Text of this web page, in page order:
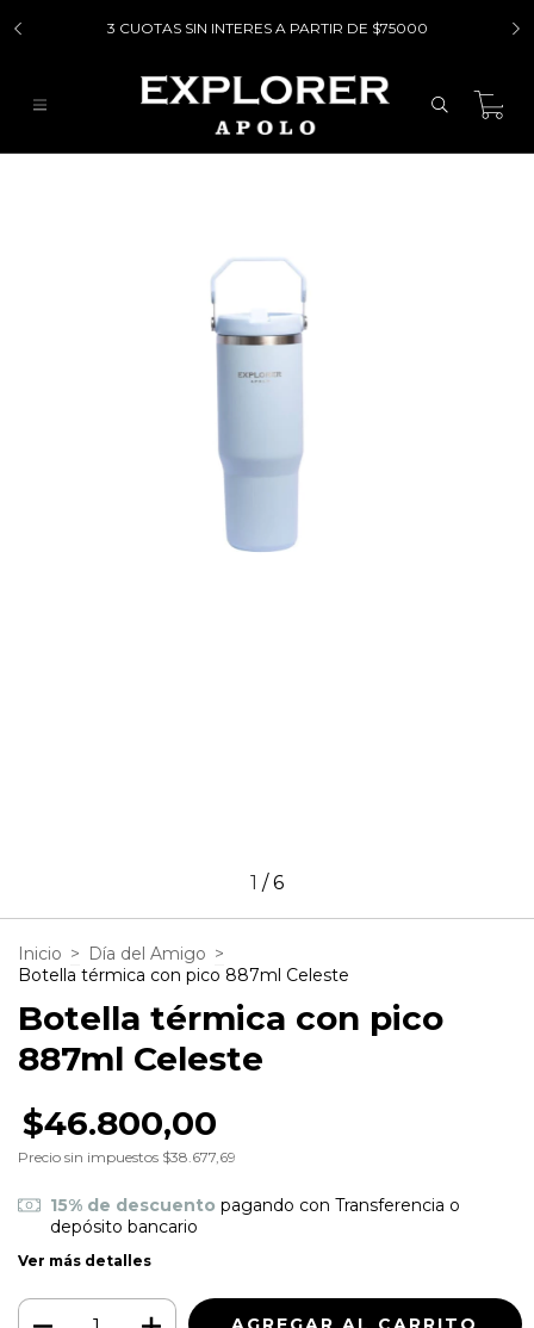
3 CUOTAS SIN INTERES A PARTIR DE $75000
1 /6
Inicio > Día del Amigo >
Botella térmica con pico 887ml Celeste
Botella térmica con pico
887ml Celeste
$46.800,00
Precio sin impuestos $38.677,69
15% de descuento pagando con Transferencia o
depósito bancario
Ver más detalles